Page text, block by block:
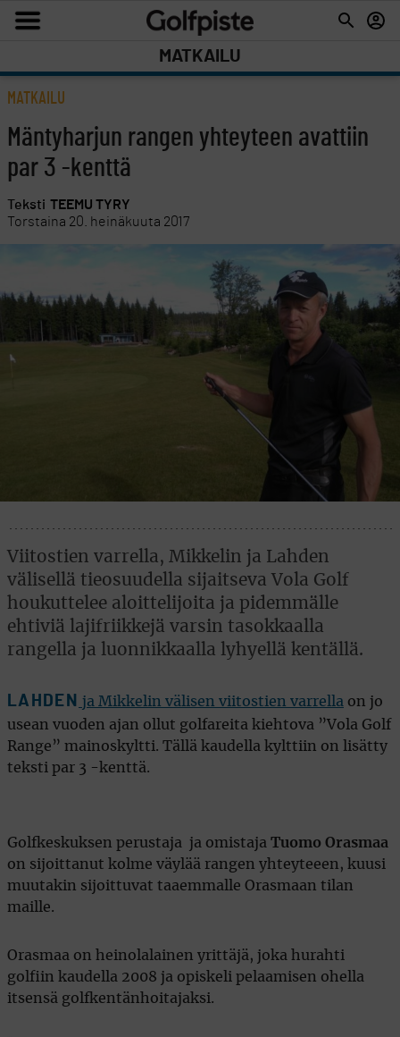
MATKAILU
MATKAILU
Mäntyharjun rangen yhteyteen avattiin
par 3 -kenttä
Teksti TEEMU TYRY
Torstaina 20. heinäkuuta 2017
Viitostien varrella, Mikkelin ja Lahden
välisellä tieosuudella sijaitseva Vola Golf
houkuttelee aloittelijoita ja pidemmälle
ehtiviä lajifriikkejä varsin tasokkaalla
rangella ja luonnikkaalla lyhyellä kentällä.
LAHDEN ja Mikkelin välisen viitostien varrella on jo
usean vuoden ajan ollut golfareita kiehtova ”Vola Golf
Range” mainoskyltti. Tällä kaudella kylttiin on lisätty
teksti par 3 -kenttä.
Golfkeskuksen perustaja ja omistaja Tuomo Orasmaa
on sijoittanut kolme väylää rangen yhteyteeen, kuusi
muutakin sijoittuvat taaemmalle Orasmaan tilan
maille.
Orasmaa on heinolalainen yrittäjä, joka hurahti
golfiin kaudella 2008 ja opiskeli pelaamisen ohella
itsensä golfkentänhoitajaksi.